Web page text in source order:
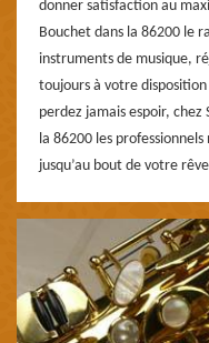
donner satisfaction au
Bouchet dans la 86200 le
instruments de musique,
toujours à votre
perdez jamais espoir,
la 86200 les
jusqu’au bout de votre